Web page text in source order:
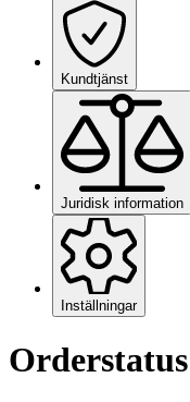
Kundtjänst
Juridisk information
Inställningar
Orderstatus